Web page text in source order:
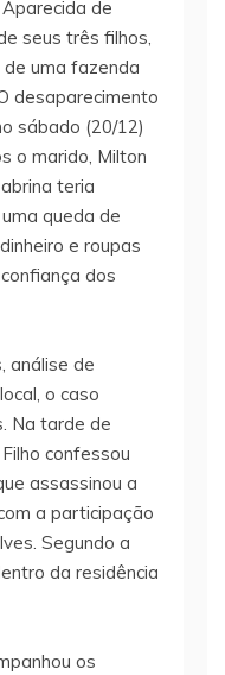
de
seus três filhos,
uma fazenda
desaparecimento
sábado (20/12)
o marido, Milton
teria
queda de
e roupas
dos
análise de
o caso
Na tarde de
confessou
assassinou a
a participação
Segundo a
da residência
os